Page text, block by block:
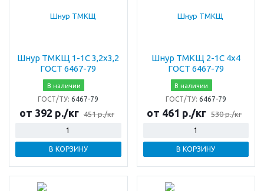
Шнур ТМКЩ 1-1С 3,2х3,2
ГОСТ 6467-79
В наличии
ГОСТ/ТУ:6467-79
от 392 р./кг 451 р./кг
В КОРЗИНУ
Шнур ТМКЩ 2-1С 4х4
ГОСТ 6467-79
В наличии
ГОСТ/ТУ: 6467-79
от 461 р./кг 530 р./кг
В КОРЗИНУ